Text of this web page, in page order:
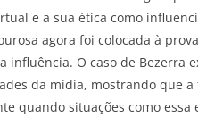
e a sua ética como
agora foi colocada à
influência. O caso de Bezerra
da mídia, mostrando que
quando situações como essa